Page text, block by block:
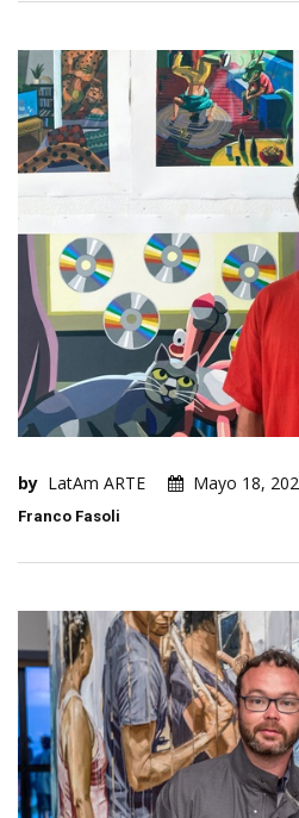
by LatAm ARTE Mayo 18,
Franco Fasoli